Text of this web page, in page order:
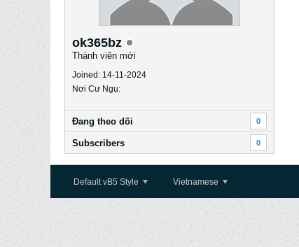
ok365bz
Thành viên mới
Joined: 14-11-2024
Nơi Cư Ngụ:
Ðang theo dõi 0
Subscribers 0
Default vB5 Style Vietnamese